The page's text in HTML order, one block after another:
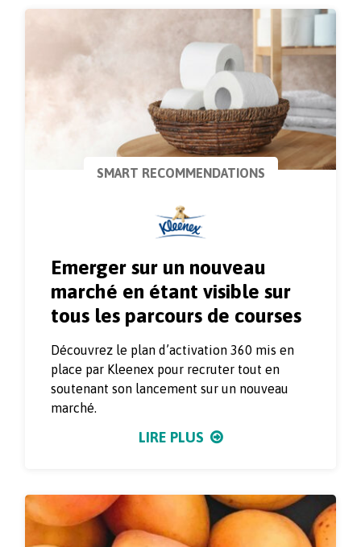
SMART RECOMMENDATIONS
Emerger sur un nouveau
marché en étant visible sur
tous les parcours de courses
Découvrez le plan d’activation 360 mis en
place par Kleenex pour recruter tout en
soutenant son lancement sur un nouveau
marché.
LIRE PLUS